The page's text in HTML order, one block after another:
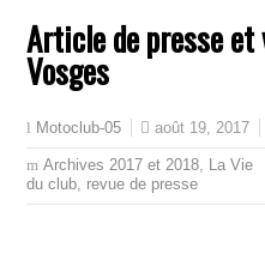
Article de presse
Vosges
Motoclub-05 août 19, 2017
Archives 2017 et 2018, La Vie
du club, revue de presse